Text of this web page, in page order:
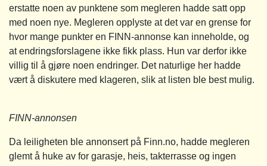
erstatte noen av punktene som megleren hadde satt opp
med noen nye. Megleren opplyste at det var en grense for
hvor mange punkter en FINN-annonse kan inneholde, og
at endringsforslagene ikke fikk plass. Hun var derfor ikke
villig til å gjøre noen endringer. Det naturlige her hadde
vært å diskutere med klageren, slik at listen ble best mulig.
FINN-annonsen
Da leiligheten ble annonsert på Finn.no, hadde megleren
glemt å huke av for garasje, heis, takterrasse og ingen